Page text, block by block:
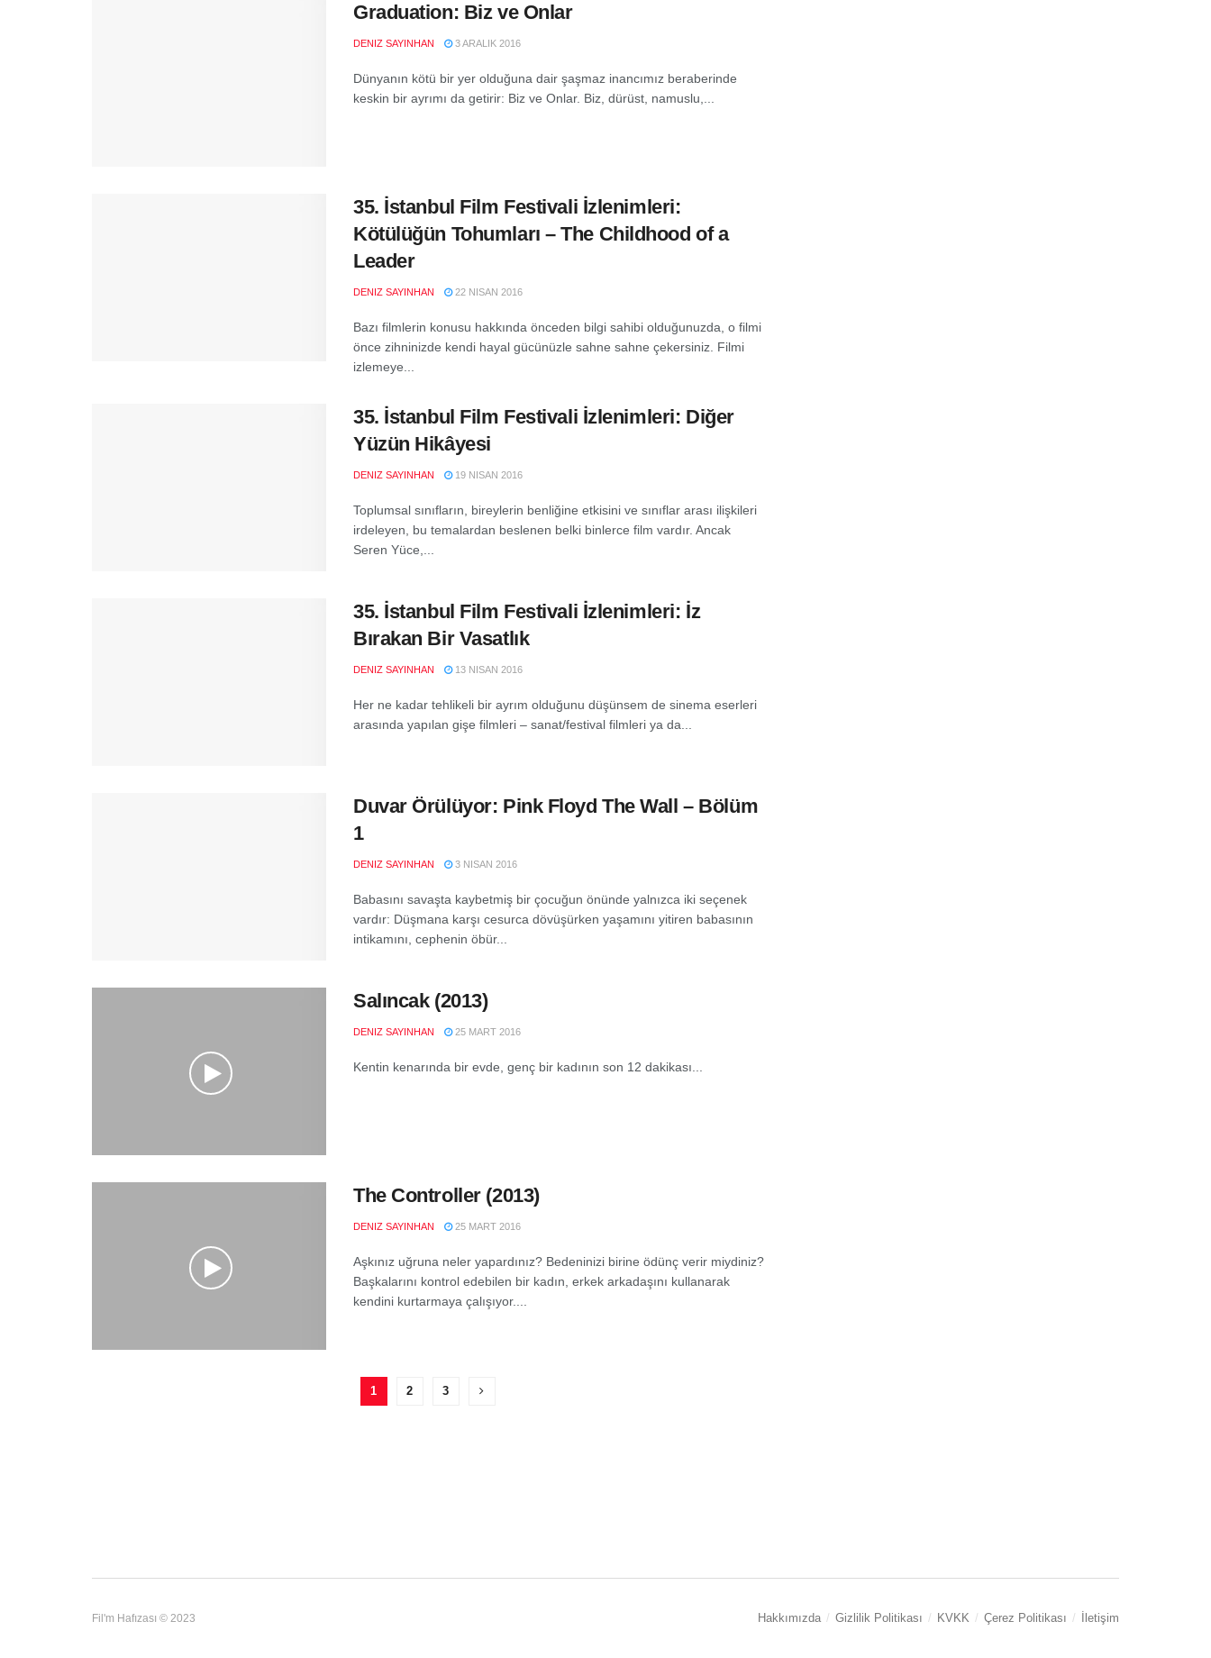
Graduation: Biz ve Onlar
DENIZ SAYINHAN 3 ARALIK 2016
Dünyanın kötü bir yer olduğuna dair şaşmaz inancımız beraberinde
keskin bir ayrımı da getirir: Biz ve Onlar. Biz, dürüst, namuslu,...
35. İstanbul Film Festivali İzlenimleri:
Kötülüğün Tohumları – The Childhood of a
Leader
DENIZ SAYINHAN 22 NISAN 2016
Bazı filmlerin konusu hakkında önceden bilgi sahibi olduğunuzda, o filmi
önce zihninizde kendi hayal gücünüzle sahne sahne çekersiniz. Filmi
izlemeye...
35. İstanbul Film Festivali İzlenimleri: Diğer
Yüzün Hikâyesi
DENIZ SAYINHAN 19 NISAN 2016
Toplumsal sınıfların, bireylerin benliğine etkisini ve sınıflar arası ilişkileri
irdeleyen, bu temalardan beslenen belki binlerce film vardır. Ancak
Seren Yüce,...
35. İstanbul Film Festivali İzlenimleri: İz
Bırakan Bir Vasatlık
DENIZ SAYINHAN 13 NISAN 2016
Her ne kadar tehlikeli bir ayrım olduğunu düşünsem de sinema eserleri
arasında yapılan gişe filmleri – sanat/festival filmleri ya da...
Duvar Örülüyor: Pink Floyd The Wall – Bölüm
1
DENIZ SAYINHAN 3 NISAN 2016
Babasını savaşta kaybetmiş bir çocuğun önünde yalnızca iki seçenek
vardır: Düşmana karşı cesurca dövüşürken yaşamını yitiren babasının
intikamını, cephenin öbür...
Salıncak (2013)
DENIZ SAYINHAN 25 MART 2016
Kentin kenarında bir evde, genç bir kadının son 12 dakikası...
The Controller (2013)
DENIZ SAYINHAN 25 MART 2016
Aşkınız uğruna neler yapardınız? Bedeninizi birine ödünç verir miydiniz?
Başkalarını kontrol edebilen bir kadın, erkek arkadaşını kullanarak
kendini kurtarmaya çalışıyor....
1 2 3
Hakkımızda Gizlilik Politikası KVKK Çerez Politikası İletişim
Fil'm Hafızası © 2023